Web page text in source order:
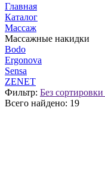
Главная
Каталог
Массаж
Массажные накидки
Bodo
Ergonova
Sensa
ZENET
Фильтр: Без сортировки
Всего найдено: 19